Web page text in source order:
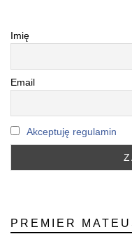
Imię
Email
Akceptuję regulamin
PREMIER